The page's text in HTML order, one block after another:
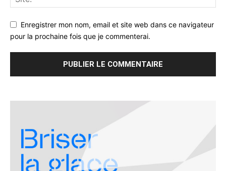
Enregistrer mon nom, email et site web dans ce navigateur
pour la prochaine fois que je commenterai.